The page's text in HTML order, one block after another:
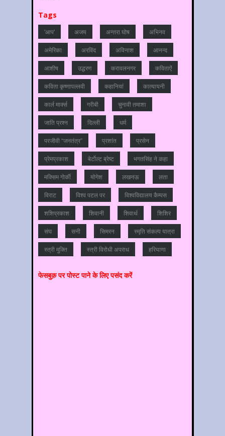
Tags
'आप' अजय अन्‍तरा घोष अभिनव
अमेरिका अरविंद अविनाश आनन्‍द
आशीष उद्धरण करावलनगर कविताऐं
कविता कृष्णापल्लवी कहानियां कात्‍यायनी
कार्ल मार्क्स गरीबी चुनावी तमाशा
जाति प्रश्‍न दिल्‍ली धर्म
परजीवी “जनतंत्र” प्रशांत प्रसेन
प्रेमप्रकाश बेर्टोल्ट ब्रेष्ट भगतसिंह ने कहा
मक्सिम गोर्की योगेश लखनऊ लता
विराट विश्‍व पटल पर विश्‍वविद्यालय कैम्‍पस
शशिप्रकाश शिवानी शिवार्थ शिशिर
संघ सनी सिमरन स्मृति संकल्प यात्रा
स्‍त्री मुक्ति स्‍त्री विरोधी अपराध हरियाणा
फेसबुक़ पर पोस्‍ट पाने के लिए पसंद करें